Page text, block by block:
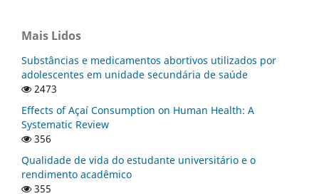
Mais Lidos
Substâncias e medicamentos abortivos utilizados por
adolescentes em unidade secundária de saúde
2473
Effects of Açaí Consumption on Human Health: A
Systematic Review
356
Qualidade de vida do estudante universitário e o
rendimento acadêmico
355